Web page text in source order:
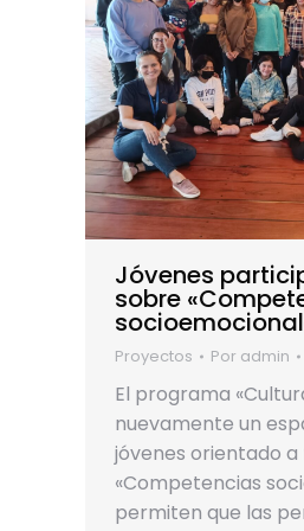
Jóvenes
sobre
Proyectos Por admin
El programa
nuevamente un
jóvenes orientado
«Competencias
permiten que las